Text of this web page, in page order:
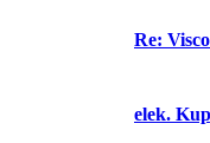
Re:
elek.